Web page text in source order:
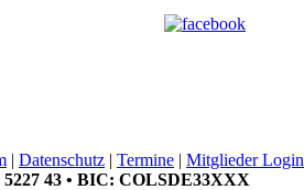
| Datenschutz | Termine | Mitglieder Login
5227 43 • BIC: COLSDE33XXX